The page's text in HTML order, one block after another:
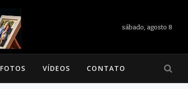
sábado, agosto 8
FOTOS VÍDEOS CONTATO